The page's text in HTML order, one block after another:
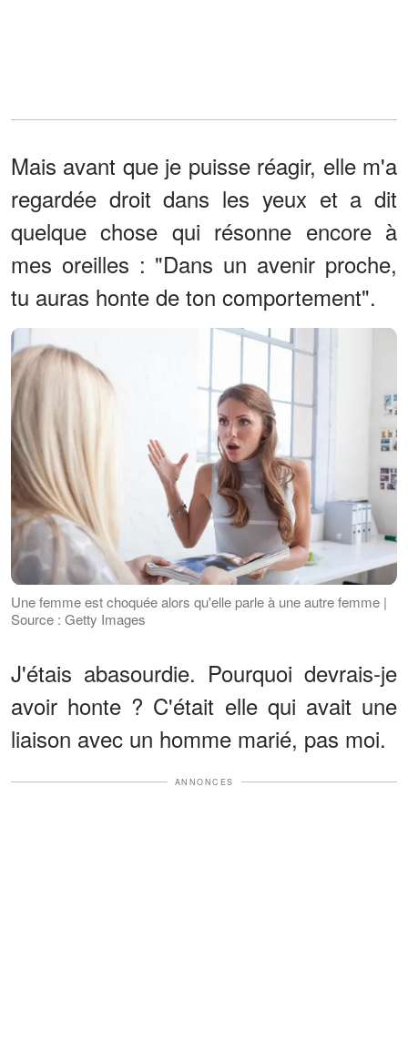
Mais avant que je puisse réagir, elle m'a
regardée droit dans les yeux et a dit
quelque chose qui résonne encore à
mes oreilles : "Dans un avenir proche,
tu auras honte de ton comportement".
Une femme est choquée alors qu'elle parle à une autre femme |
Source : Getty Images
J'étais abasourdie. Pourquoi devrais-je
avoir honte ? C'était elle qui avait une
liaison avec un homme marié, pas moi.
ANNONCES